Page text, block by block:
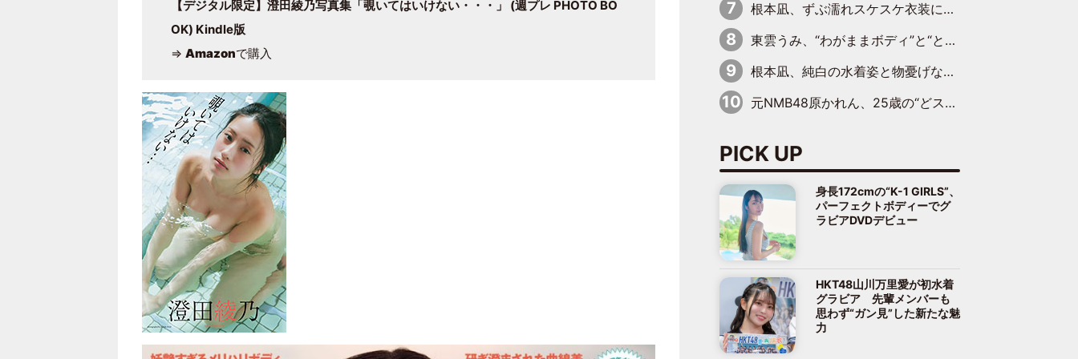
【デジタル限定】澄田綾乃写真集「覗いてはいけない・・・」 (週プレ PHOTO BO
OK) Kindle版
⇒ Amazonで購入
根本凪、ずぶ濡れスケスケ衣装にドキッ「表情が良過ぎる」「ねもちゃんの眼差しにドキドキが止まらない」
東雲うみ、“わがままボディ”と“とんでもない衣装”で誘惑「パーフェクトなスタイル」「くびれがステキ」「やみつきになるボディ」
根本凪、純白の水着姿と物憂げな表情に思わずドキドキ…「ステキなお写真」「透明感がスゴい」
元NMB48原かれん、25歳の“どストライクボディ”をバリで解禁 169cmモデル体形で挑む初の本格グラビア
PICK UP
身長172cmの“K-1 GIRLS”、
パーフェクトボディーでグ
ラビアDVDデビュー
HKT48山川万里愛が初水着
グラビア 先輩メンバーも
思わず“ガン見”した新たな魅
力